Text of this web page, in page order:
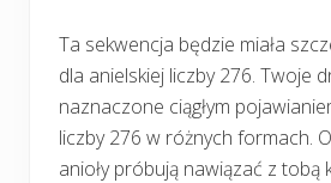
Ta sekwencja będzie miała
dla anielskiej liczby 276. Twoje
naznaczone ciągłym
liczby 276 w różnych formach.
anioły próbują nawiązać z tobą